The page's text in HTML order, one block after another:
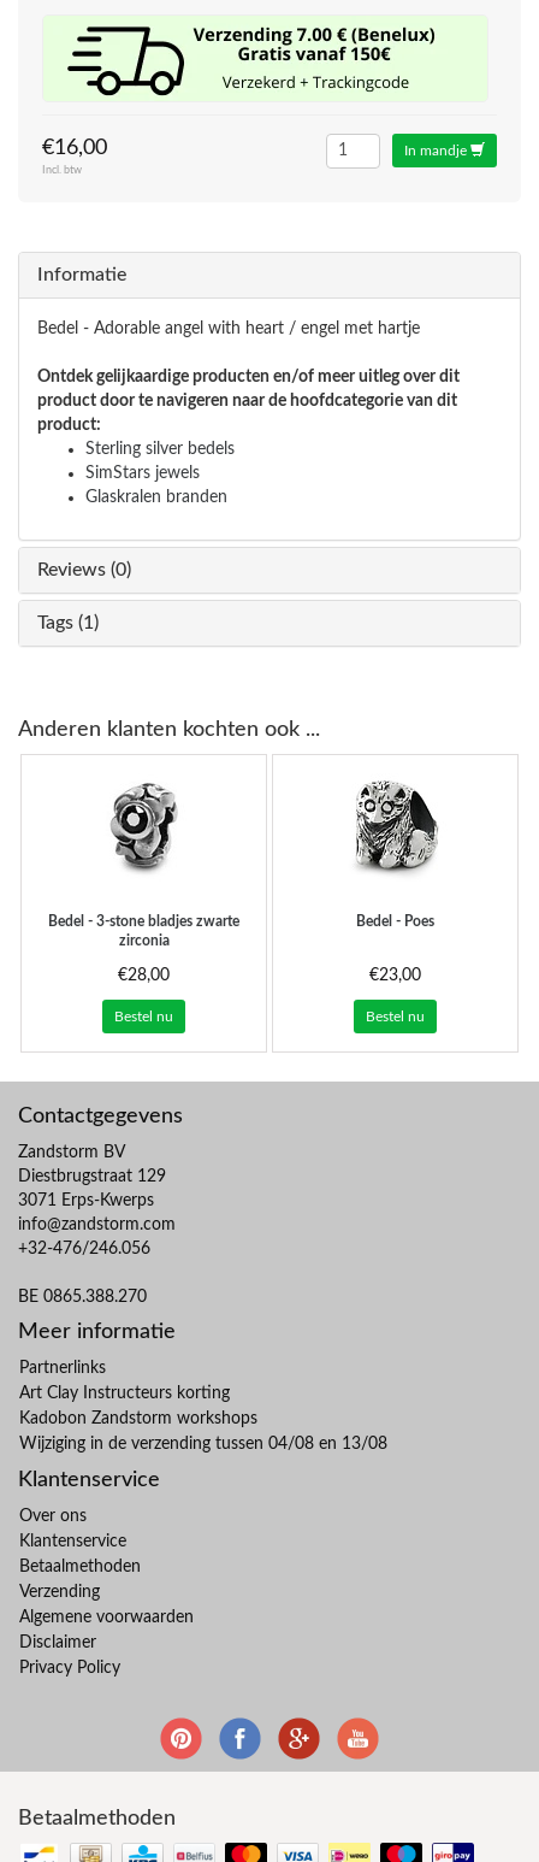
€16,00
Incl. btw
In mandje
Informatie
Bedel - Adorable angel with heart / engel met hartje
Ontdek gelijkaardige producten en/of meer uitleg over dit
product door te navigeren naar de hoofdcategorie van dit
product:
Sterling silver bedels
SimStars jewels
Glaskralen branden
Reviews (0)
Tags (1)
Anderen klanten kochten ook ...
Bedel - 3-stone bladjes zwarte
zirconia
€28,00
Bestel nu
Bedel - Poes
€23,00
Bestel nu
Contactgegevens
Zandstorm BV
Diestbrugstraat 129
3071 Erps-Kwerps
info@zandstorm.com
+32-476/246.056
BE 0865.388.270
Meer informatie
Partnerlinks
Art Clay Instructeurs korting
Kadobon Zandstorm workshops
Wijziging in de verzending tussen 04/08 en 13/08
Klantenservice
Over ons
Klantenservice
Betaalmethoden
Verzending
Algemene voorwaarden
Disclaimer
Privacy Policy
Betaalmethoden